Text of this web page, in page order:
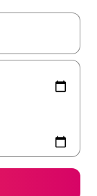
je een keuze